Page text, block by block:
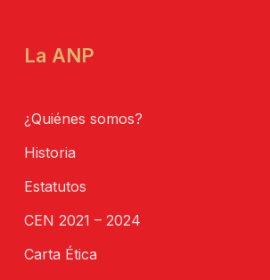
La ANP
¿Quiénes somos?
Historia
Estatutos
CEN 2021 – 2024
Carta Ética